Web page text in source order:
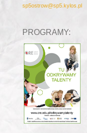
sp5ostrow@sp5.kylos.pl
PROGRAMY: